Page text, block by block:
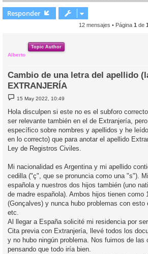
Responder
12 mensajes • Página 1 de 1
Topic Author
Alberto
Cambio de una letra del apellido
EXTRANJERÍA
M
e
n
s
a
e
15 May 2022, 10:49
Hola disculpen si este no es el subforo
ser relevante también en el de Extranjería,
específico sobre nombres y apellidos y he
en lo correcto) que para anotar el apellido
Ley de Registros Civiles.
Mi nacionalidad es Argentina y mi apellido
cedilla ("ç", que se pronuncia como una "s").
española y nuestros dos hijos también (uno
de madre española). Ambos hijos tienen como
(Gonçalves) y nunca hubo problemas con esto
etc.
Al llegar a España solicité mi residencia por
Cita previa con Extranjería, llevé todos los
y no hubo ningún problema. Nos fuimos de las
pensando que todo iría bien.